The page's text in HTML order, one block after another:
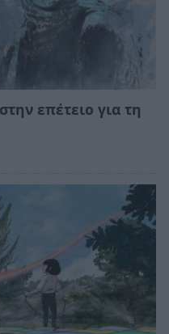
επέτειο για τη